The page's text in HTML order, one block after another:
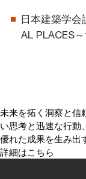
日本建築学
AL PLACES
未来を拓く洞察と信
い思考と迅速な行動、
優れた成果を生み出
詳細はこちら